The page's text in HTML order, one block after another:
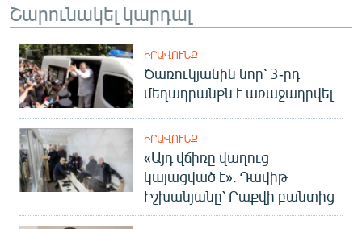
Հայերեն
English
Русский
ՀԵՏԵՎԵՔ ՄԵԶ
Շարունակել կարդալ
ԻՐԱՎՈՒՆՔ
Ծառուկյանին նոր՝ 3-րդ
մեղադրանքն է առաջադրվել
ԻՐԱՎՈՒՆՔ
«Այդ վճիռը վաղուց
կայացված է». Դավիթ
Իշխանյանը՝ Բաքվի բանտից